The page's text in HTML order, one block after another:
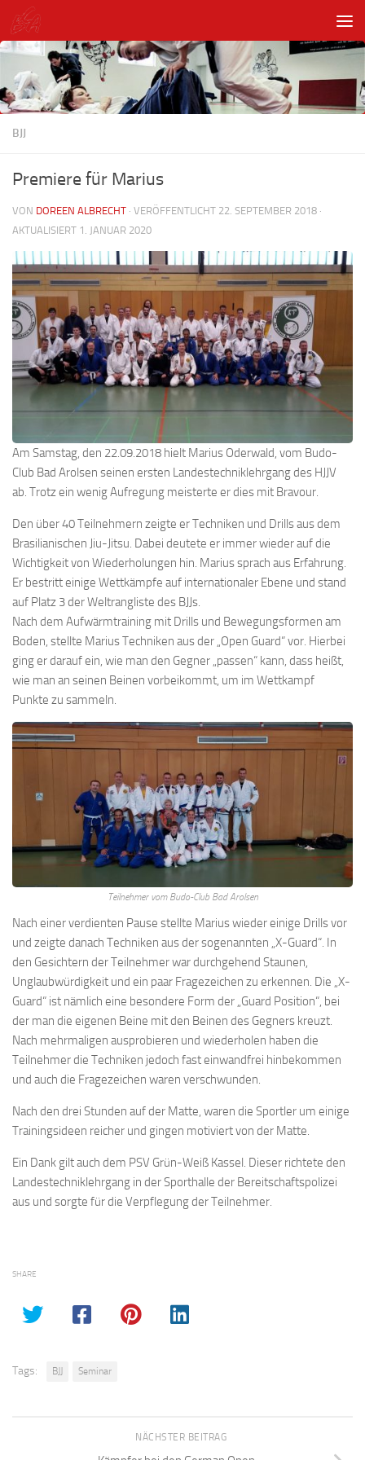
Unter dem Inhalt
BJJ
Premiere für Marius
VON DOREEN ALBRECHT · VERÖFFENTLICHT 22. SEPTEMBER 2018 ·
AKTUALISIERT 1. JANUAR 2020
Am Samstag, den 22.09.2018 hielt Marius Oderwald, vom Budo-
Club Bad Arolsen seinen ersten Landestechniklehrgang des HJJV
ab. Trotz ein wenig Aufregung meisterte er dies mit Bravour.
Den über 40 Teilnehmern zeigte er Techniken und Drills aus dem
Brasilianischen Jiu-Jitsu. Dabei deutete er immer wieder auf die
Wichtigkeit von Wiederholungen hin. Marius sprach aus Erfahrung.
Er bestritt einige Wettkämpfe auf internationaler Ebene und stand
auf Platz 3 der Weltrangliste des BJJs.
Nach dem Aufwärmtraining mit Drills und Bewegungsformen am
Boden, stellte Marius Techniken aus der „Open Guard“ vor. Hierbei
ging er darauf ein, wie man den Gegner „passen“ kann, dass heißt,
wie man an seinen Beinen vorbeikommt, um im Wettkampf
Punkte zu sammeln.
Teilnehmer vom Budo-Club Bad Arolsen
Nach einer verdienten Pause stellte Marius wieder einige Drills vor
und zeigte danach Techniken aus der sogenannten „X-Guard“. In
den Gesichtern der Teilnehmer war durchgehend Staunen,
Unglaubwürdigkeit und ein paar Fragezeichen zu erkennen. Die „X-
Guard“ ist nämlich eine besondere Form der „Guard Position“, bei
der man die eigenen Beine mit den Beinen des Gegners kreuzt.
Nach mehrmaligen ausprobieren und wiederholen haben die
Teilnehmer die Techniken jedoch fast einwandfrei hinbekommen
und auch die Fragezeichen waren verschwunden.
Nach den drei Stunden auf der Matte, waren die Sportler um einige
Trainingsideen reicher und gingen motiviert von der Matte.
Ein Dank gilt auch dem PSV Grün-Weiß Kassel. Dieser richtete den
Landestechniklehrgang in der Sporthalle der Bereitschaftspolizei
aus und sorgte für die Verpflegung der Teilnehmer.
SHARE
Tags: BJJ Seminar
NÄCHSTER BEITRAG